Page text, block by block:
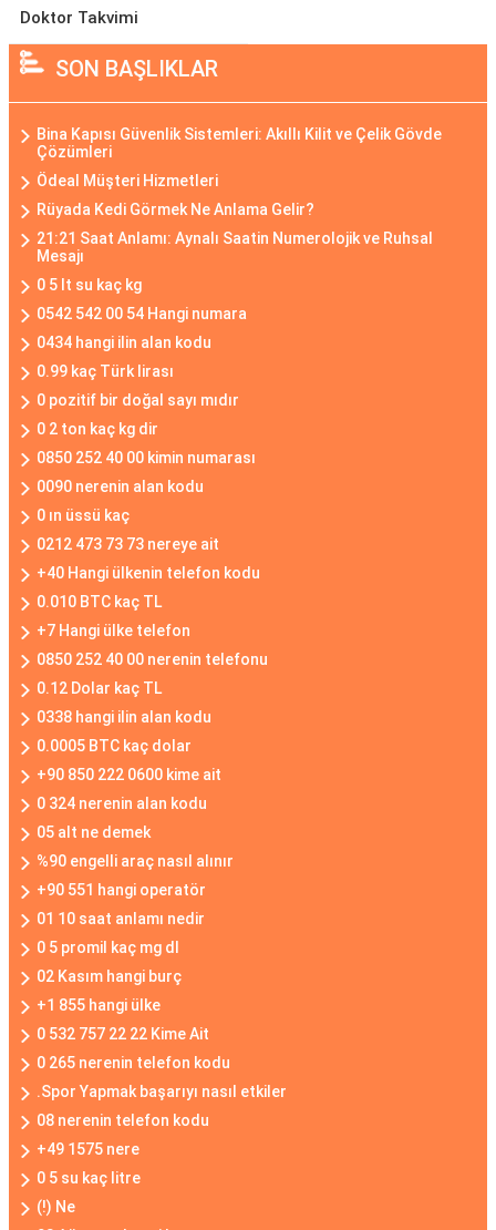
Doktor Takvimi
SON BAŞLIKLAR
Bina Kapısı Güvenlik Sistemleri: Akıllı Kilit ve Çelik Gövde
Çözümleri
Ödeal Müşteri Hizmetleri
Rüyada Kedi Görmek Ne Anlama Gelir?
21:21 Saat Anlamı: Aynalı Saatin Numerolojik ve Ruhsal
Mesajı
0 5 lt su kaç kg
0542 542 00 54 Hangi numara
0434 hangi ilin alan kodu
0.99 kaç Türk lirası
0 pozitif bir doğal sayı mıdır
0 2 ton kaç kg dir
0850 252 40 00 kimin numarası
0090 nerenin alan kodu
0 ın üssü kaç
0212 473 73 73 nereye ait
+40 Hangi ülkenin telefon kodu
0.010 BTC kaç TL
+7 Hangi ülke telefon
0850 252 40 00 nerenin telefonu
0.12 Dolar kaç TL
0338 hangi ilin alan kodu
0.0005 BTC kaç dolar
+90 850 222 0600 kime ait
0 324 nerenin alan kodu
05 alt ne demek
%90 engelli araç nasıl alınır
+90 551 hangi operatör
01 10 saat anlamı nedir
0 5 promil kaç mg dl
02 Kasım hangi burç
+1 855 hangi ülke
0 532 757 22 22 Kime Ait
0 265 nerenin telefon kodu
.Spor Yapmak başarıyı nasıl etkiler
08 nerenin telefon kodu
+49 1575 nere
0 5 su kaç litre
(!) Ne